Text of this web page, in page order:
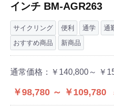
インチ BM-AGR263
サイクリング 便利 通学 通
おすすめ商品
新商品
通常価格： ￥140,800～ ￥
￥98,780 ～ ￥109,780